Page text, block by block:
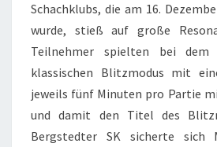
Schachklubs, die am 16.
wurde, stieß auf große
Teilnehmer spielten bei dem
klassischen Blitzmodus mit
jeweils fünf Minuten pro Partie
und damit den Titel des
Bergstedter SK sicherte sich